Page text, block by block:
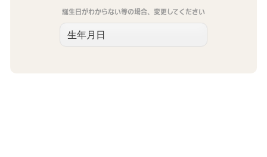
誕生日がわからない等の場合、変更してください